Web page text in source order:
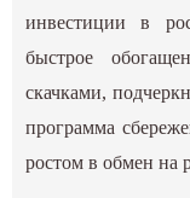
инвестиции в
быстрое
скачками,
программа
ростом в обмен на